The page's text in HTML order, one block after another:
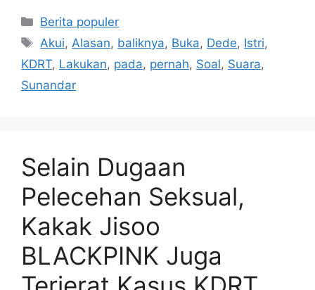
Kategori
Berita populer
Tag
Akui, Alasan, baliknya, Buka, Dede, Istri,
KDRT, Lakukan, pada, pernah, Soal, Suara,
Sunandar
Selain Dugaan
Pelecehan Seksual,
Kakak Jisoo
BLACKPINK Juga